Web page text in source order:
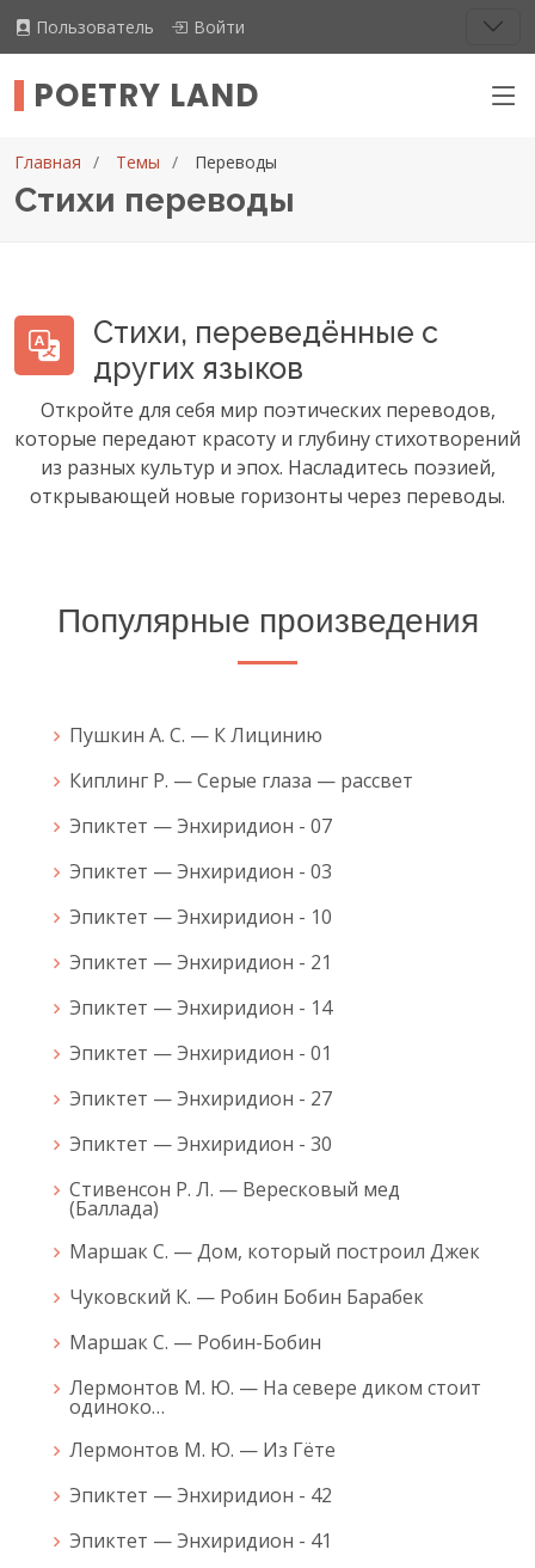
Пользователь Войти
POETRY LAND
Главная Темы Переводы
Стихи переводы
Стихи, переведённые с
других языков
Откройте для себя мир поэтических переводов,
которые передают красоту и глубину стихотворений
из разных культур и эпох. Насладитесь поэзией,
открывающей новые горизонты через переводы.
Популярные произведения
Пушкин А. С. — К Лицинию
Киплинг Р. — Серые глаза — рассвет
Эпиктет — Энхиридион - 07
Эпиктет — Энхиридион - 03
Эпиктет — Энхиридион - 10
Эпиктет — Энхиридион - 21
Эпиктет — Энхиридион - 14
Эпиктет — Энхиридион - 01
Эпиктет — Энхиридион - 27
Эпиктет — Энхиридион - 30
Стивенсон Р. Л. — Вересковый мед
(Баллада)
Маршак С. — Дом, который построил Джек
Чуковский К. — Робин Бобин Барабек
Маршак С. — Робин-Бобин
Лермонтов М. Ю. — На севере диком стоит
одиноко…
Лермонтов М. Ю. — Из Гёте
Эпиктет — Энхиридион - 42
Эпиктет — Энхиридион - 41